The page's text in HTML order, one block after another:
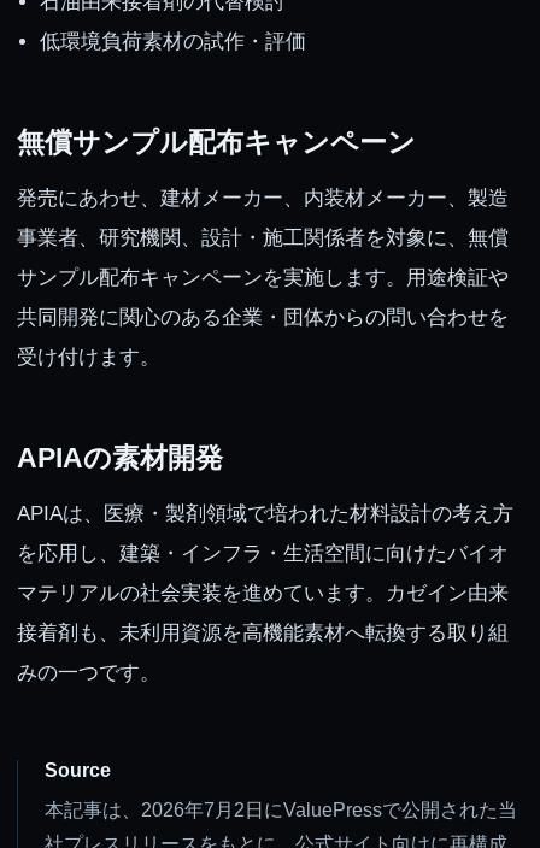
低環境負荷素材の試作・評価
無償サンプル配布キャンペーン
発売にあわせ、建材メーカー、内装材メーカー、製造
事業者、研究機関、設計・施工関係者を対象に、無償
サンプル配布キャンペーンを実施します。用途検証や
共同開発に関心のある企業・団体からの問い合わせを
受け付けます。
APIAの素材開発
APIAは、医療・製剤領域で培われた材料設計の考え方
を応用し、建築・インフラ・生活空間に向けたバイオ
マテリアルの社会実装を進めています。カゼイン由来
接着剤も、未利用資源を高機能素材へ転換する取り組
みの一つです。
Source
本記事は、2026年7月2日にValuePressで公開された当
社プレスリリースをもとに、公式サイト向けに再構成